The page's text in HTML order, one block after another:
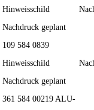
Hinweisschild
Nachdruck geplant
109 584 0839
Hinweisschild
Nachdruck geplant
361 584 00219 ALU-